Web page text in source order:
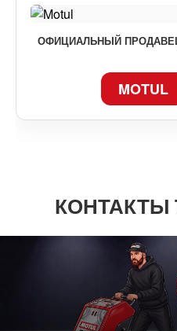
ОФИЦИАЛЬНЫЙ
MOTUL
КОНТАКТЫ